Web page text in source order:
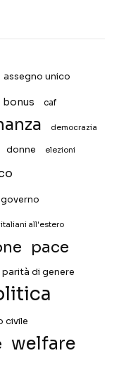
assegno unico
bonus caf
democrazia
donne elezioni
governo
italiani all'estero
pace
parità di genere
civile
welfare